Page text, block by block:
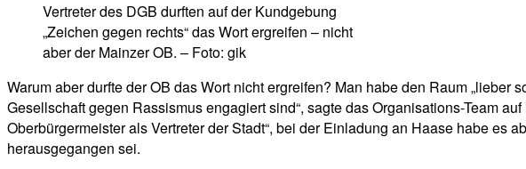
Vertreter des DGB durften auf der Kundgebung
„Zeichen gegen rechts“ das Wort ergreifen – nicht
aber der Mainzer OB. – Foto: gik
Warum aber durfte der OB das Wort nicht ergreifen? Man habe den Raum
Gesellschaft gegen Rassismus engagiert sind“, sagte das Organisations-Team
Oberbürgermeister als Vertreter der Stadt“, bei der Einladung an Haase habe
herausgegangen sei.